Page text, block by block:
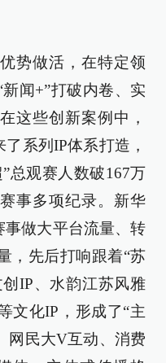
势做活，在特定领
闻+”打破内卷、实
这些创新案例中，
系列IP体系打造，
总观赛人数破167万
事多项纪录。新华
事做大平台流量、转
，先后打响跟着“苏
IP、水韵江苏风雅
文化IP，形成了“主
网民大V互动、消费